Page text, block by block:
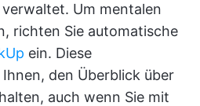
Um mentalen
richten Sie automatische
ein. Diese
den Überblick über
auch wenn Sie mit